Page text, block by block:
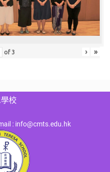
of3 › »
校
: info@cmts.edu.hk